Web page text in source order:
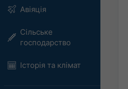
Авіяція
Сільське
господарство
Історія та клімат